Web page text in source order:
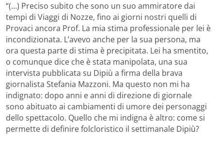
“(…) Preciso subito che sono un suo ammiratore dai
tempi di Viaggi di Nozze, fino ai giorni nostri quelli di
Provaci ancora Prof. La mia stima professionale per lei è
incondizionata. L’avevo anche per la sua persona, ma
ora questa parte di stima è precipitata. Lei ha smentito,
o comunque dice che è stata manipolata, una sua
intervista pubblicata su Dipiù a firma della brava
giornalista Stefania Mazzoni. Ma questo non mi ha
indignato: dopo anni e anni di direzione di giornale
sono abituato ai cambiamenti di umore dei personaggi
dello spettacolo. Quello che mi indigna è altro: come si
permette di definire folcloristico il settimanale Dipiù?